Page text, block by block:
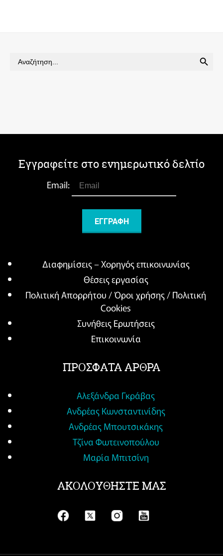
Search
for:
Εγγραφείτε στο ενημερωτικό δελτίο
Email:
Διαφημίσεις – Χορηγός επικοινωνίας
Θέσεις εργασίας
Πολιτική Απορρήτου / Όροι χρήσης / Πολιτική
Cookies
Συνήθεις Ερωτήσεις
Επικοινωνία
ΠΡΟΣΦΑΤΑ ΑΡΘΡΑ
Αλεξάνδρα Γκράβας
Ανδρέας Κωνσταντινίδης
Ανδρέας Μπουτσικάκης
Τζίνα Φωτεινοπούλου
Μαρία Μπιτσίνη
ΑΚΟΛΟΥΘΗΣΤΕ ΜΑΣ